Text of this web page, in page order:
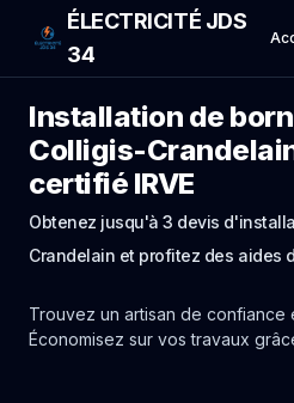
ÉLECTRICITÉ JDS
34
Installation de
Colligis-
certifié IRVE
Obtenez jusqu'à 3 devis
Crandelain et profitez des aides
Trouvez un artisan de confiance
Économisez sur vos travaux